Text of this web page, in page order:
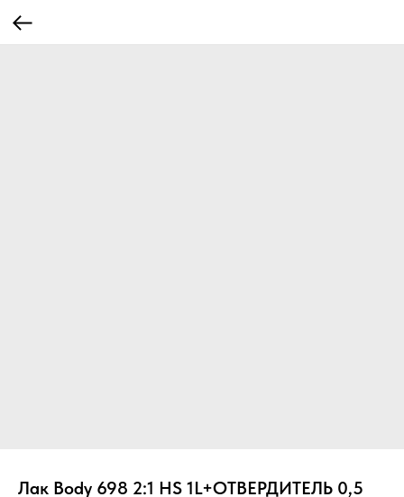
Лак Body 698 2:1 HS 1L+ОТВЕРДИТЕЛЬ 0,5